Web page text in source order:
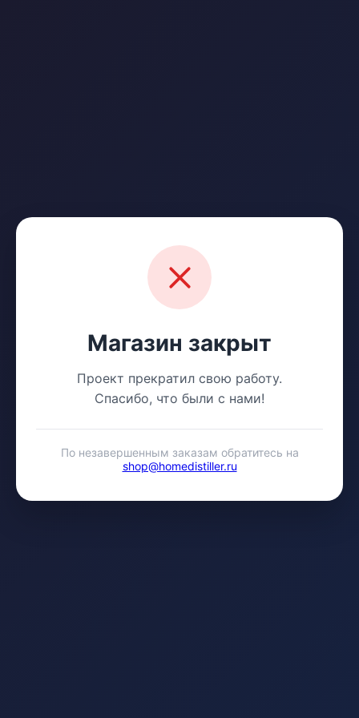
Магазин закрыт
Проект прекратил свою работу.
Спасибо, что были с нами!
По незавершенным заказам обратитесь на
shop@homedistiller.ru